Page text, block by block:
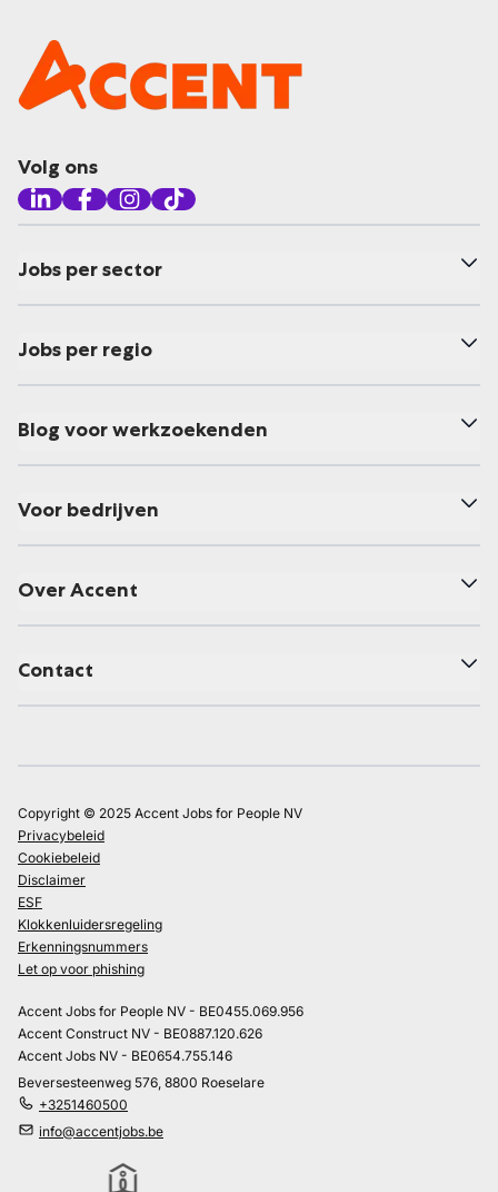
Volg ons
Jobs per sector
Jobs per regio
Blog voor werkzoekenden
Voor bedrijven
Over Accent
Contact
Copyright © 2025 Accent Jobs for People NV
Privacybeleid
Cookiebeleid
Disclaimer
ESF
Klokkenluidersregeling
Erkenningsnummers
Let op voor phishing
Accent Jobs for People NV - BE0455.069.956
Accent Construct NV - BE0887.120.626
Accent Jobs NV - BE0654.755.146
Beversesteenweg 576, 8800 Roeselare
+3251460500
info@accentjobs.be